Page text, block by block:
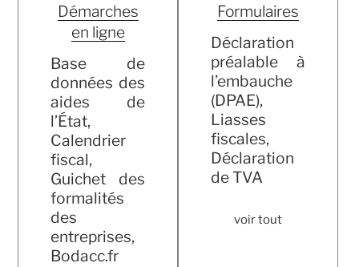
Démarches
en ligne
Base de
données des
aides de
l’État,
Calendrier
fiscal,
Guichet des
formalités
des
entreprises,
Bodacc.fr
Formulaires
Déclaration
préalable à
l’embauche
(DPAE),
Liasses
fiscales,
Déclaration
de TVA
voir tout